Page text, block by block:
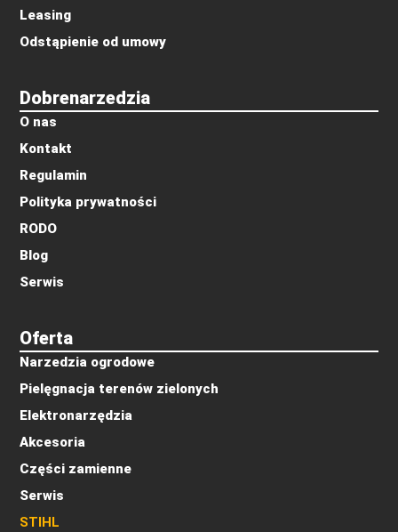
Oferta
Narzedzia ogrodowe
Pielęgnacja terenów zielonych
Elektronarzędzia
Akcesoria
Części zamienne
Serwis
STIHL
Dobrenarzedzia
O nas
Kontakt
Regulamin
Polityka prywatności
RODO
Blog
Serwis
Leasing
Odstąpienie od umowy